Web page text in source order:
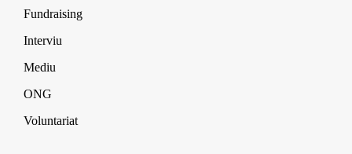
Fundraising
Interviu
Mediu
ONG
Voluntariat